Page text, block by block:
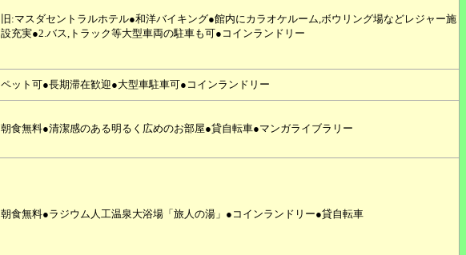
旧:マスダセントラルホテル●和洋バイキング●館内にカラオケルーム,ボウリング場などレジャー施
設充実●2.バス,トラック等大型車両の駐車も可●コインランドリー
ペット可●長期滞在歓迎●大型車駐車可●コインランドリー
朝食無料●清潔感のある明るく広めのお部屋●貸自転車●マンガライブラリー
朝食無料●ラジウム人工温泉大浴場「旅人の湯」●コインランドリー●貸自転車